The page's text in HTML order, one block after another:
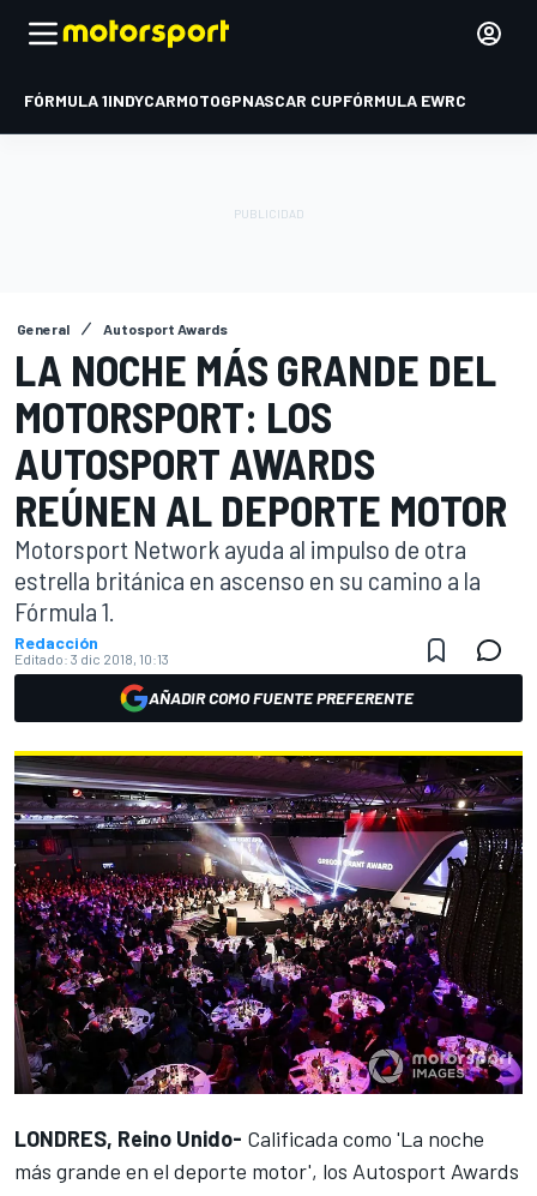
FÓRMULA 1INDYCARMOTOGPNASCAR CUPFÓRMULA EWRC
General Autosport Awards
LA NOCHE MÁS GRANDE DEL
MOTORSPORT: LOS
AUTOSPORT AWARDS
REÚNEN AL DEPORTE MOTOR
Motorsport Network ayuda al impulso de otra
estrella británica en ascenso en su camino a la
Fórmula 1.
Redacción
Editado: 3 dic 2018, 10:13
AÑADIR COMO FUENTE PREFERENTE
LONDRES, Reino Unido- Calificada como 'La noche
más grande en el deporte motor', los Autosport Awards